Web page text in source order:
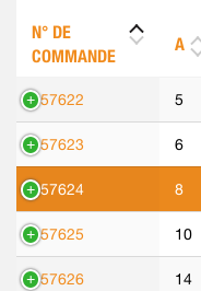
N° DE
COMMANDE
A
557622 5
557623 6
557624 8
557625 10
557626 14